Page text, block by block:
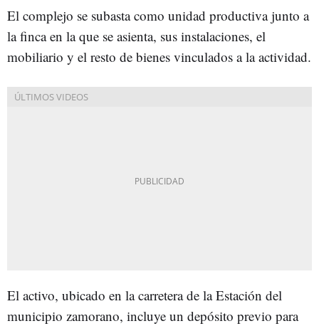
El complejo se subasta como unidad productiva junto a
la finca en la que se asienta, sus instalaciones, el
mobiliario y el resto de bienes vinculados a la actividad.
El activo, ubicado en la carretera de la Estación del
municipio zamorano, incluye un depósito previo para